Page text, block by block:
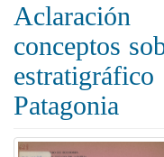
conceptos
Patagonia